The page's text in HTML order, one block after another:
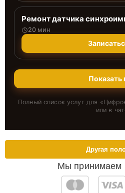
Ремонт датчика
20 мин
Показать
Полный список услуг для «
или в
Мы принимаем
Другая